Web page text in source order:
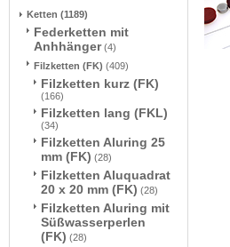
Ketten (1189)
Federketten mit
Anhhänger (4)
Filzketten (FK) (409)
Filzketten kurz (FK)
(166)
Filzketten lang (FKL)
(34)
Filzketten Aluring 25
mm (FK) (28)
Filzketten Aluquadrat
20 x 20 mm (FK) (28)
Filzketten Aluring mit
Süßwasserperlen
(FK) (28)